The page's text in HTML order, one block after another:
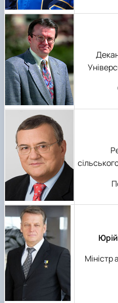
Міністр